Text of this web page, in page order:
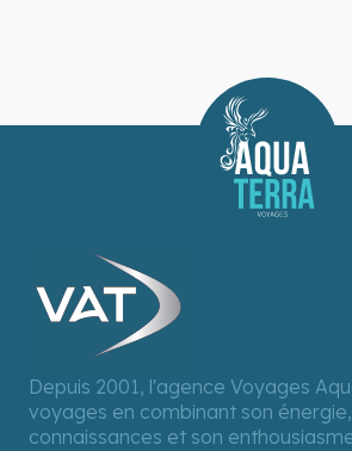
Depuis 2001, l'agence Voyages
voyages en combinant son
connaissances et son